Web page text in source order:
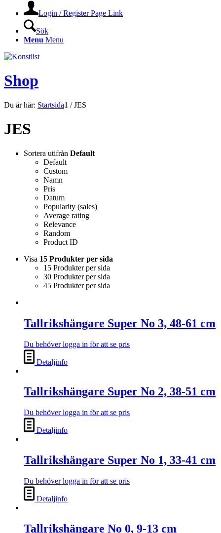
Login / Register Page Link
Sök
Menu Menu
Shop
Du är här: Startsida1 / JES
JES
Sortera utifrån Default
Default
Custom
Namn
Pris
Datum
Popularity (sales)
Average rating
Relevance
Random
Product ID
Visa 15 Produkter per sida
15 Produkter per sida
30 Produkter per sida
45 Produkter per sida
Tallrikshängare Super No 3, 48-61 cm
Du behöver logga in för att se pris
Detaljinfo
Tallrikshängare Super No 2, 38-51 cm
Du behöver logga in för att se pris
Detaljinfo
Tallrikshängare Super No 1, 33-41 cm
Du behöver logga in för att se pris
Detaljinfo
Tallrikshängare No 0, 9-13 cm